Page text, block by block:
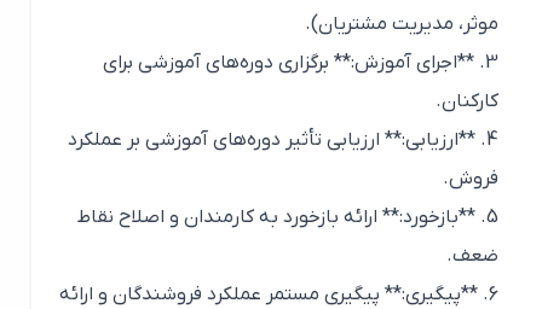
موثر، مدیریت مشتریان).
3. **اجرای آموزش:** برگزاری دوره‌های آموزشی برای
کارکنان.
4. **ارزیابی:** ارزیابی تأثیر دوره‌های آموزشی بر عملکرد
فروش.
5. **بازخورد:** ارائه بازخورد به کارمندان و اصلاح نقاط
ضعف.
6. **پیگیری:** پیگیری مستمر عملکرد فروشندگان و ارائه